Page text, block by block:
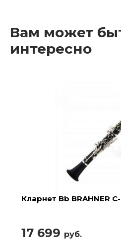
Вам может
интересно
Кларнет Bb BRAHNER
17 699 руб.